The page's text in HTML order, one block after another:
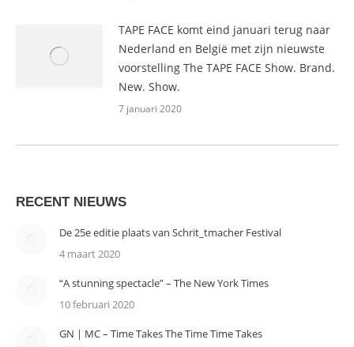
TAPE FACE komt eind januari terug naar
Nederland en België met zijn nieuwste
voorstelling The TAPE FACE Show. Brand.
New. Show.
7 januari 2020
RECENT NIEUWS
De 25e editie plaats van Schrit_tmacher Festival
4 maart 2020
“A stunning spectacle” – The New York Times
10 februari 2020
GN | MC – Time Takes The Time Time Takes